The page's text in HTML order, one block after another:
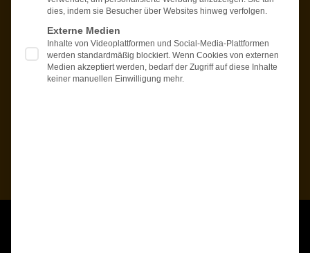
Rufen Sie uns unverbindlich an! Wir besprechen mit
Ihnen die Situation und geben Ihnen eine grobe
Einschätzung.
Oder senden Sie uns eine Anfrage zu Ihrem
Personenschaden über unserKontaktformular.
dies, indem sie Besucher über Websites hinweg verfolgen.
Externe Medien
Inhalte von Videoplattformen und Social-Media-Plattformen
werden standardmäßig blockiert. Wenn Cookies von externen
Medien akzeptiert werden, bedarf der Zugriff auf diese Inhalte
keiner manuellen Einwilligung mehr.